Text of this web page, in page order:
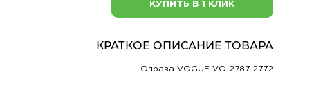
КУПИТЬ В 1 КЛИК
КРАТКОЕ ОПИСАНИЕ ТОВАРА
Оправа VOGUE VO 2787 2772